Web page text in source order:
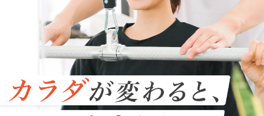
体験の流れ
かたぎり塾について
TOPページ